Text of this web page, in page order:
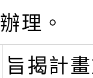
辦理。
旨揭計